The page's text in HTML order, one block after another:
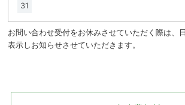
31
お問い合わせ受付をお休みさせていただく際は、
表示しお知らせさせていただきます。